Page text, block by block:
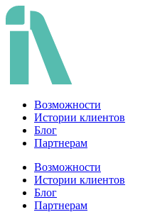
Перейти
к
содержимому
Возможности
Истории клиентов
Блог
Партнерам
Возможности
Истории клиентов
Блог
Партнерам